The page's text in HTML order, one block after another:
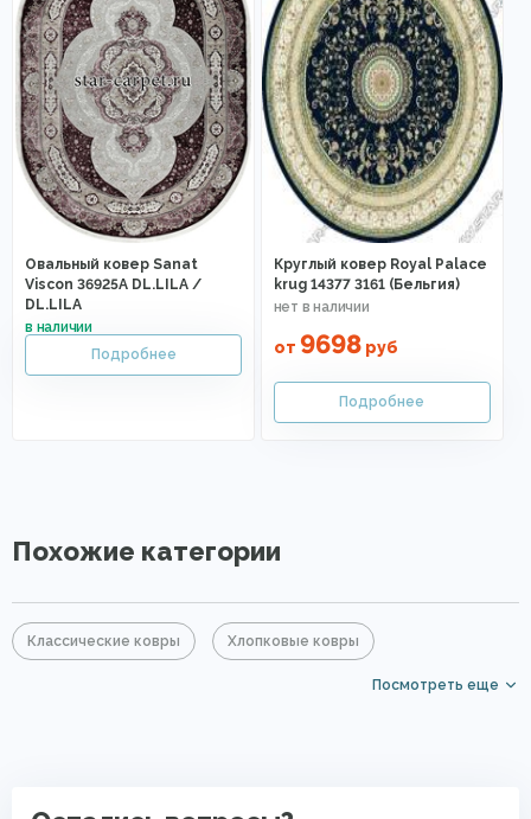
Овальный ковер Sanat
Viscon 36925A DL.LILA /
DL.LILA
Круглый ковер Royal Palace
krug 14377 3161 (Бельгия)
от 9698руб
Похожие категории
Классические ковры Хлопковые ковры
Посмотреть еще